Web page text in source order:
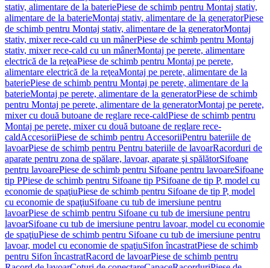
stativ, alimentare de la bateriePiese de schimb pentru Montaj stativ,
alimentare de la baterieMontaj stativ, alimentare de la generatorPiese
de schimb pentru Montaj stativ, alimentare de la generatorMontaj
stativ, mixer rece-cald cu un mânerPiese de schimb pentru Montaj
stativ, mixer rece-cald cu un mânerMontaj pe perete, alimentare
electrică de la reţeaPiese de schimb pentru Montaj pe perete,
alimentare electrică de la reţeaMontaj pe perete, alimentare de la
bateriePiese de schimb pentru Montaj pe perete, alimentare de la
baterieMontaj pe perete, alimentare de la generatorPiese de schimb
pentru Montaj pe perete, alimentare de la generatorMontaj pe perete,
mixer cu două butoane de reglare rece-caldPiese de schimb pentru
Montaj pe perete, mixer cu două butoane de reglare rece-
caldAccesoriiPiese de schimb pentru AccesoriiPentru bateriile de
lavoarPiese de schimb pentru Pentru bateriile de lavoarRacorduri de
aparate pentru zona de spălare, lavoar, aparate şi spălătorSifoane
pentru lavoarePiese de schimb pentru Sifoane pentru lavoareSifoane
tip PPiese de schimb pentru Sifoane tip PSifoane de tip P, model cu
economie de spaţiuPiese de schimb pentru Sifoane de tip P, model
cu economie de spaţiuSifoane cu tub de imersiune pentru
lavoarPiese de schimb pentru Sifoane cu tub de imersiune pentru
lavoarSifoane cu tub de imersiune pentru lavoar, model cu economie
de spaţiuPiese de schimb pentru Sifoane cu tub de imersiune pentru
lavoar, model cu economie de spaţiuSifon încastratPiese de schimb
pentru Sifon încastratRacord de lavoarPiese de schimb pentru